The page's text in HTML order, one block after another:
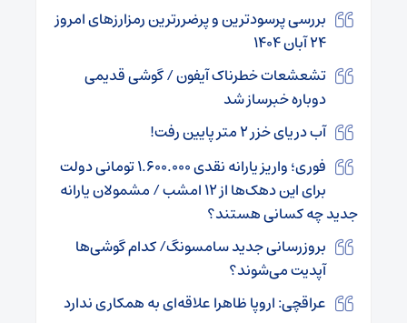
بررسی پرسودترین و پرضررترین رمزارزهای امروز
۲۴ آبان ۱۴۰۴
تشعشعات خطرناک آیفون / گوشی قدیمی
دوباره خبرساز شد
آب دریای خزر ۲ متر پایین رفت!
فوری؛ واریز یارانه نقدی ۱.۶۰۰.۰۰۰ تومانی دولت
برای این دهک‌ها از ۱۲ امشب / مشمولان یارانه
جدید چه کسانی هستند؟
بروزرسانی جدید سامسونگ/ کدام گوشی‌ها
آپدیت می‌شوند؟
عراقچی: اروپا ظاهرا علاقه‌ای به همکاری ندارد